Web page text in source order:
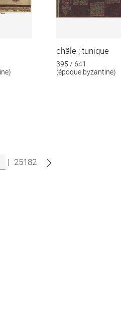
châle ; tunique
395 / 641
(époque byzantine)
| 25182